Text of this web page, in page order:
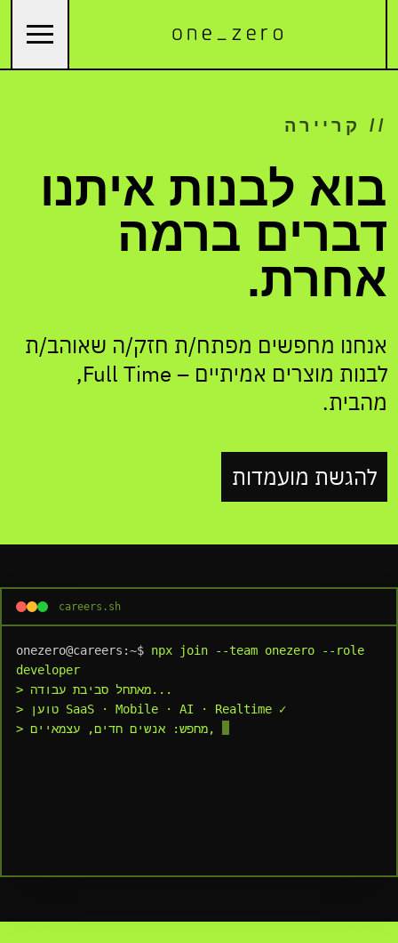
// קריירה
בוא לבנות איתנו
דברים ברמה
אחרת.
אנחנו מחפשים מפתח/ת חזק/ה שאוהב/ת
לבנות מוצרים אמיתיים – Full Time,
מהבית.
להגשת מועמדות
careers.sh
onezero@careers:~$ npx join --team onezero --role
developer
> מאתחל סביבת עבודה...
> טוען SaaS · Mobile · AI · Realtime ✓
> מחפש: אנשים חדים, עצמאיים, עם חשיבה מוצרית